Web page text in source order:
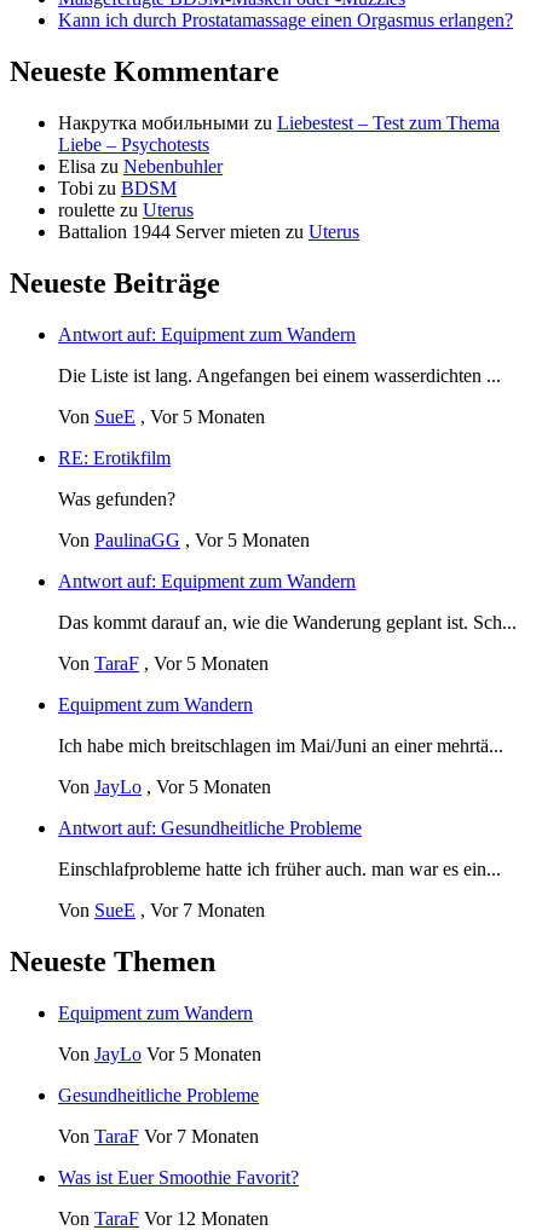
Kann ich durch Prostatamassage einen Orgasmus erlangen?
Neueste Kommentare
Накрутка мобильными zu Liebestest – Test zum Thema
Liebe – Psychotests
Elisa zu Nebenbuhler
Tobi zu BDSM
roulette zu Uterus
Battalion 1944 Server mieten zu Uterus
Neueste Beiträge
Antwort auf: Equipment zum Wandern
Die Liste ist lang. Angefangen bei einem wasserdichten ...
Von SueE , Vor 5 Monaten
RE: Erotikfilm
Was gefunden?
Von PaulinaGG , Vor 5 Monaten
Antwort auf: Equipment zum Wandern
Das kommt darauf an, wie die Wanderung geplant ist. Sch...
Von TaraF , Vor 5 Monaten
Equipment zum Wandern
Ich habe mich breitschlagen im Mai/Juni an einer mehrtä...
Von JayLo , Vor 5 Monaten
Antwort auf: Gesundheitliche Probleme
Einschlafprobleme hatte ich früher auch. man war es ein...
Von SueE , Vor 7 Monaten
Neueste Themen
Equipment zum Wandern
Von JayLo Vor 5 Monaten
Gesundheitliche Probleme
Von TaraF Vor 7 Monaten
Was ist Euer Smoothie Favorit?
Von TaraF Vor 12 Monaten